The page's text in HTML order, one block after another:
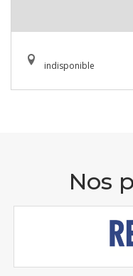
indisponible
Nos